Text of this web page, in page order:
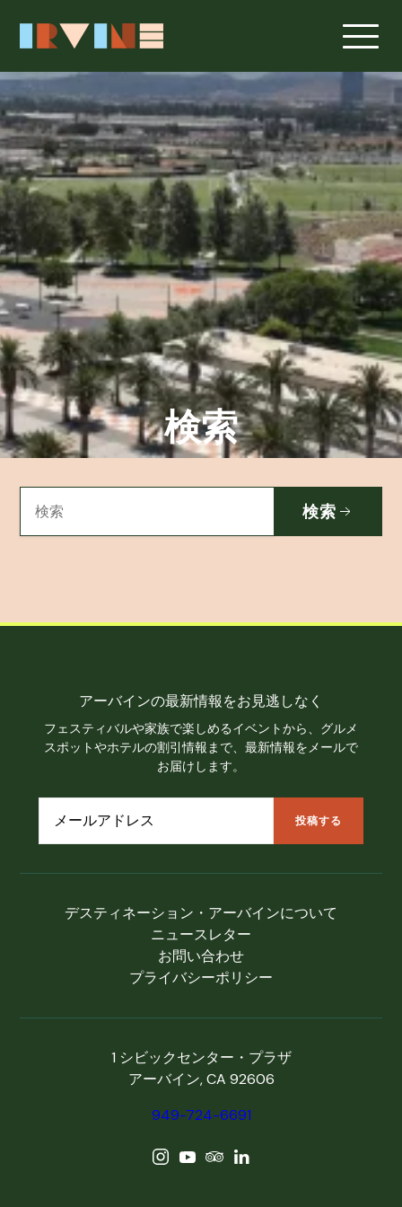
検索
検索
デスティネーション・アーバインについて
ニュースレター
お問い合わせ
プライバシーポリシー
1 シビックセンター・プラザ
アーバイン, CA 92606
949-724-6691
アーバインの最新情報をお見逃しなく
フェスティバルや家族で楽しめるイベントから、グルメ
スポットやホテルの割引情報まで、最新情報をメールで
お届けします。